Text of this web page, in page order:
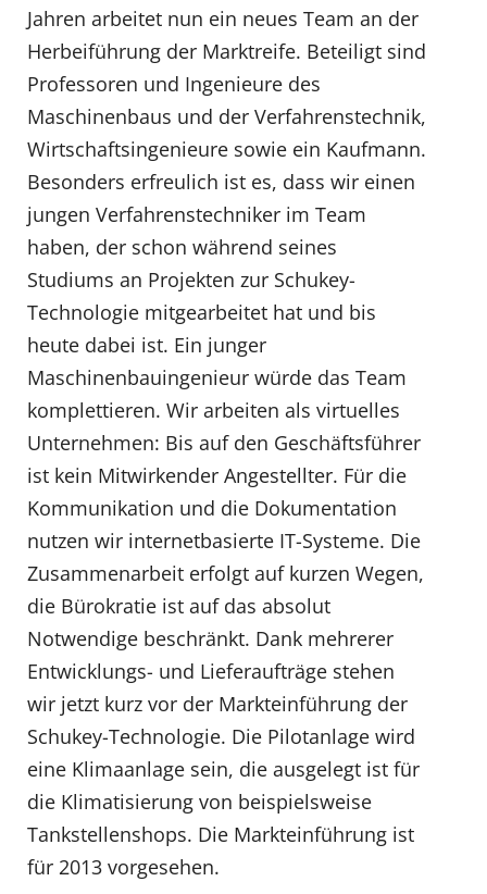
Jahren arbeitet nun ein neues Team an der
Herbeiführung der Marktreife. Beteiligt sind
Professoren und Ingenieure des
Maschinenbaus und der Verfahrenstechnik,
Wirtschaftsingenieure sowie ein Kaufmann.
Besonders erfreulich ist es, dass wir einen
jungen Verfahrenstechniker im Team
haben, der schon während seines
Studiums an Projekten zur Schukey-
Technologie mitgearbeitet hat und bis
heute dabei ist. Ein junger
Maschinenbauingenieur würde das Team
komplettieren. Wir arbeiten als virtuelles
Unternehmen: Bis auf den Geschäftsführer
ist kein Mitwirkender Angestellter. Für die
Kommunikation und die Dokumentation
nutzen wir internetbasierte IT-Systeme. Die
Zusammenarbeit erfolgt auf kurzen Wegen,
die Bürokratie ist auf das absolut
Notwendige beschränkt. Dank mehrerer
Entwicklungs- und Lieferaufträge stehen
wir jetzt kurz vor der Markteinführung der
Schukey-Technologie. Die Pilotanlage wird
eine Klimaanlage sein, die ausgelegt ist für
die Klimatisierung von beispielsweise
Tankstellenshops. Die Markteinführung ist
für 2013 vorgesehen.